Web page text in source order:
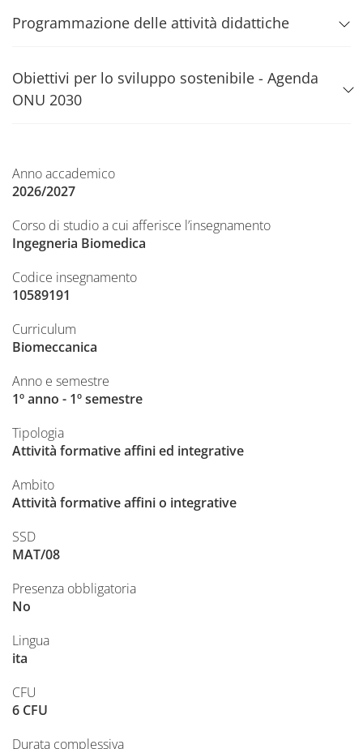
Programmazione delle attività didattiche
Obiettivi per lo sviluppo sostenibile - Agenda
ONU 2030
Anno accademico
2026/2027
Corso di studio a cui afferisce l’insegnamento
Ingegneria Biomedica
Codice insegnamento
10589191
Curriculum
Biomeccanica
Anno e semestre
1º anno - 1º semestre
Tipologia
Attività formative affini ed integrative
Ambito
Attività formative affini o integrative
SSD
MAT/08
Presenza obbligatoria
No
Lingua
ita
CFU
6 CFU
Durata complessiva